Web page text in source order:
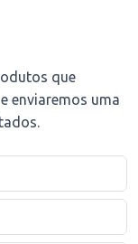
que
enviaremos uma